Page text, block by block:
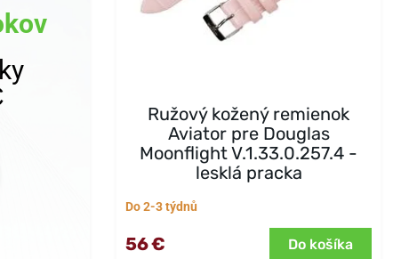
Ružový kožený remienok
Aviator pre Douglas
Moonflight V.1.33.0.257.4 -
lesklá pracka
Do 2-3 týdnů
56 € Do košíka